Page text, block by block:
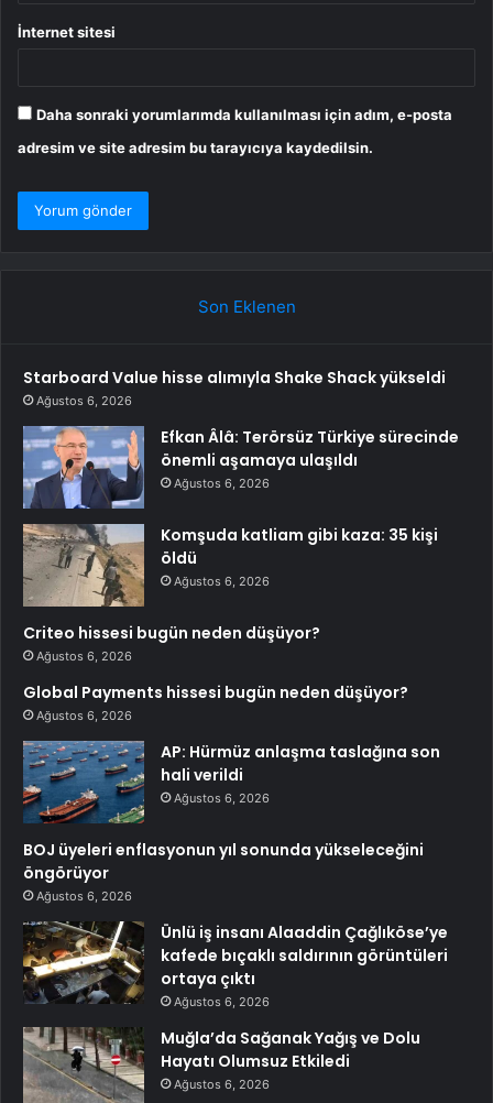
İnternet sitesi
Daha sonraki yorumlarımda kullanılması için adım, e-posta
adresim ve site adresim bu tarayıcıya kaydedilsin.
Son Eklenen
Starboard Value hisse alımıyla Shake Shack yükseldi
Ağustos 6, 2026
Efkan Âlâ: Terörsüz Türkiye sürecinde
önemli aşamaya ulaşıldı
Ağustos 6, 2026
Komşuda katliam gibi kaza: 35 kişi
öldü
Ağustos 6, 2026
Criteo hissesi bugün neden düşüyor?
Ağustos 6, 2026
Global Payments hissesi bugün neden düşüyor?
Ağustos 6, 2026
AP: Hürmüz anlaşma taslağına son
hali verildi
Ağustos 6, 2026
BOJ üyeleri enflasyonun yıl sonunda yükseleceğini
öngörüyor
Ağustos 6, 2026
Ünlü iş insanı Alaaddin Çağlıköse’ye
kafede bıçaklı saldırının görüntüleri
ortaya çıktı
Ağustos 6, 2026
Muğla’da Sağanak Yağış ve Dolu
Hayatı Olumsuz Etkiledi
Ağustos 6, 2026